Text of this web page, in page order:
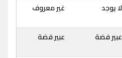
لا يوجد غير معروف
عبير فضة عبير فضة